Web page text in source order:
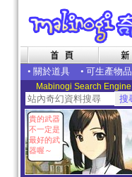
• 關於道具 • 可生產物品
Mabinogi Search Engine
貴的武器
不一定是
最好的武
器喔～